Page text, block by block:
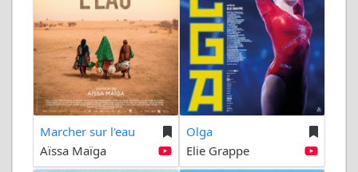
Marcher sur l'eau
Aïssa Maïga
Olga
Elie Grappe